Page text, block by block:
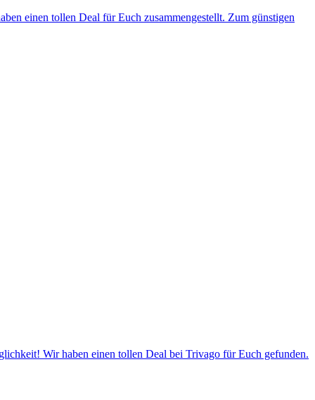
einen tollen Deal für Euch zusammengestellt. Zum günstigen
Wir haben einen tollen Deal bei Trivago für Euch gefunden.